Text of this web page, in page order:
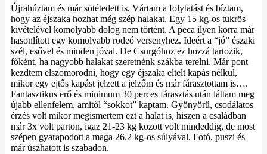
Újrahúztam és már sötétedett is. Vártam a folytatást és bíztam,
hogy az éjszaka hozhat még szép halakat. Egy 15 kg-os tükrös
kivételével komolyabb dolog nem történt. A peca ilyen korra már
hasonlított egy komolyabb rodeó versenyhez. Ideért a “jó” északi
szél, esővel és minden jóval. De Csurgóhoz ez hozzá tartozik,
főként, ha nagyobb halakat szeretnénk szákba terelni. Már pont
kezdtem elszomorodni, hogy egy éjszaka eltelt kapás nélkül,
mikor egy ejtős kapást jelzett a jelzőm és már fárasztottam is….
Fantasztikus erő és minimum 30 perces fárasztás után láttam meg
újabb ellenfelem, amitől “sokkot” kaptam. Gyönyörű, csodálatos
érzés volt mikor megismertem ezt a halat is, hiszen a családban
már 3x volt parton, igaz 21-23 kg között volt mindeddig, de most
szépen gyarapodott a maga 26,2 kg-os súlyával. Fotó, puszi és
már úszhatott is szabadon.